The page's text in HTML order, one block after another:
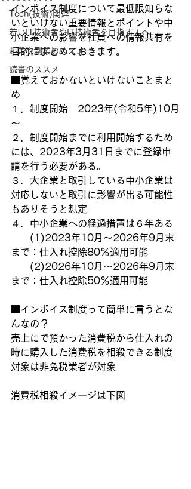
Tech(技術)関連
若いIT技術者やIT技術者を目指す人へ
起業や副業のススメ
読書のススメ
インボイス制度について最低限知らな
いといけない重要情報とポイントや中
小企業への影響を社員への情報共有を
目的にまとめておきます。
■覚えておかないといけないことまと
め
１．制度開始　2023年(令和5年)10月
～
２．制度開始までに利用開始するため
には、2023年3月31日までに登録申
請を行う必要がある。
３．大企業と取引している中小企業は
対応しないと取引に影響が出る可能性
もありそうと想定
４．中小企業への経過措置は６年ある
(1)2023年10月～2026年9月末
まで：仕入れ控除80％適用可能
(2)2026年10月～2026年9月末
まで：仕入れ控除50％適用可能
■インボイス制度って簡単に言うとな
んなの？
売上にで預かった消費税から仕入れの
時に購入した消費税を相殺できる制度
対象は非免税業者が対象
消費税相殺イメージは下図